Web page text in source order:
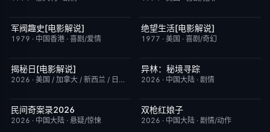
已完结
军阀趣史[电影解说]
1979 · 中国香港 · 喜剧/爱情
已完结
绝望生活[电影解说]
1977 · 美国 · 喜剧/奇幻
已完结
揭秘日[电影解说]
2026 · 美国 / 加拿大 / 新西兰 / 日本 剧情/科幻
昨日更新
异林：秘境寻踪
2026 · 中国大陆 · 剧情
更新至下集
民间奇案录2026
2026 · 中国大陆 · 悬疑/惊悚
昨日更新
双枪红娘子
2026 · 中国大陆 · 剧情/动作